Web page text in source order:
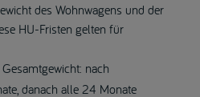
des Wohnwagens und der
HU-Fristen gelten für
nach
danach alle 24 Monate